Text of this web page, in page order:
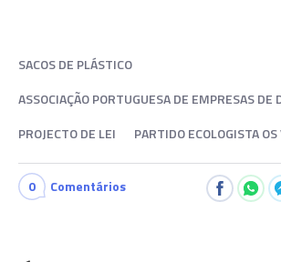
SACOS DE PLÁSTICO
ASSOCIAÇÃO PORTUGUESA DE EMPRESAS DE
PROJECTO DE LEI
PARTIDO ECOLOGISTA
0 Comentários